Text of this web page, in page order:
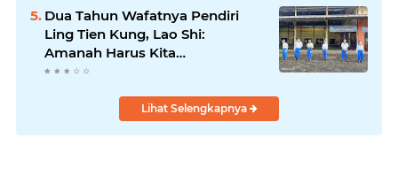
Dua Tahun Wafatnya Pendiri
Ling Tien Kung, Lao Shi:
Amanah Harus Kita
Laksanakan!
Lihat Selengkapnya